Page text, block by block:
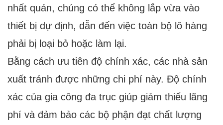
nhất quán, chúng có thể không lắp vừa vào
thiết bị dự định, dẫn đến việc toàn bộ lô hàng
phải bị loại bỏ hoặc làm lại.
Bằng cách ưu tiên độ chính xác, các nhà sản
xuất tránh được những chi phí này. Độ chính
xác của gia công đa trục giúp giảm thiểu lãng
phí và đảm bảo các bộ phận đạt chất lượng